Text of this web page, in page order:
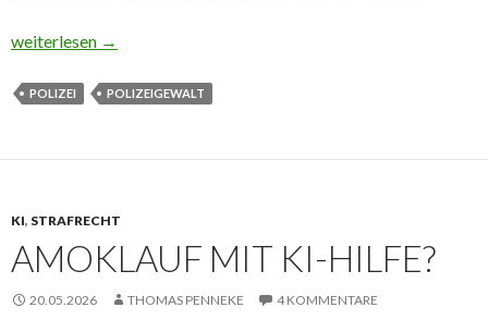
24 Schlagstockhiebe, eine Lüge – und das Karriereende
weiterlesen →
POLIZEI POLIZEIGEWALT
KI, STRAFRECHT
AMOKLAUF MIT KI-HILFE?
20.05.2026 THOMAS PENNEKE 4 KOMMENTARE